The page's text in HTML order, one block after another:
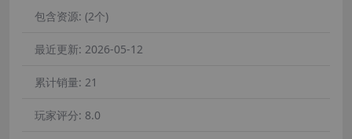
包含资源: (2个)
最近更新: 2026-05-12
累计销量: 21
玩家评分: 8.0